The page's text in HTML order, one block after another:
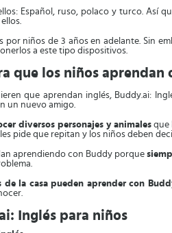
Español, ruso, polaco y turco. Así
niños de 3 años en adelante. Sin
a este tipo dispositivos.
que los niños aprendan
que aprendan inglés, Buddy.ai:
un nuevo amigo.
diversos personajes y animales que
pide que repitan y los niños deben
aprendiendo con Buddy porque
la casa pueden aprender con
Inglés para niños